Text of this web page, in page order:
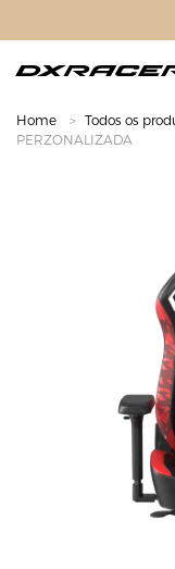
O
Home Todos os
PERZONALIZADA